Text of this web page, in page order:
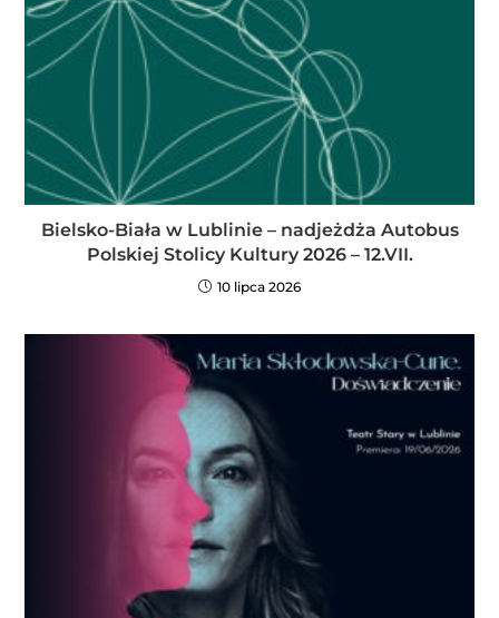
Bielsko-Biała w Lublinie – nadjeżdża Autobus
Polskiej Stolicy Kultury 2026 – 12.VII.
10 lipca 2026